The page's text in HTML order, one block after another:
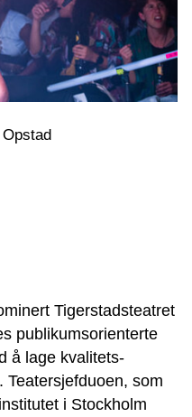
Tigerstadsteatret
publikumsorienterte
å lage kvalitets-
som
i Stockholm